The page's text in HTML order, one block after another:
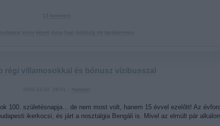
kisfaludy ms
régi villamosokkal és bónusz vízibusszal
2023.12.02. 19:01 :: Hamster
100. születésnapja... de nem most volt, hanem 15 évvel ezelőtt! Az
ikerkocsi, és járt a nosztalgia Bengáli is. Mivel az elmúlt pár